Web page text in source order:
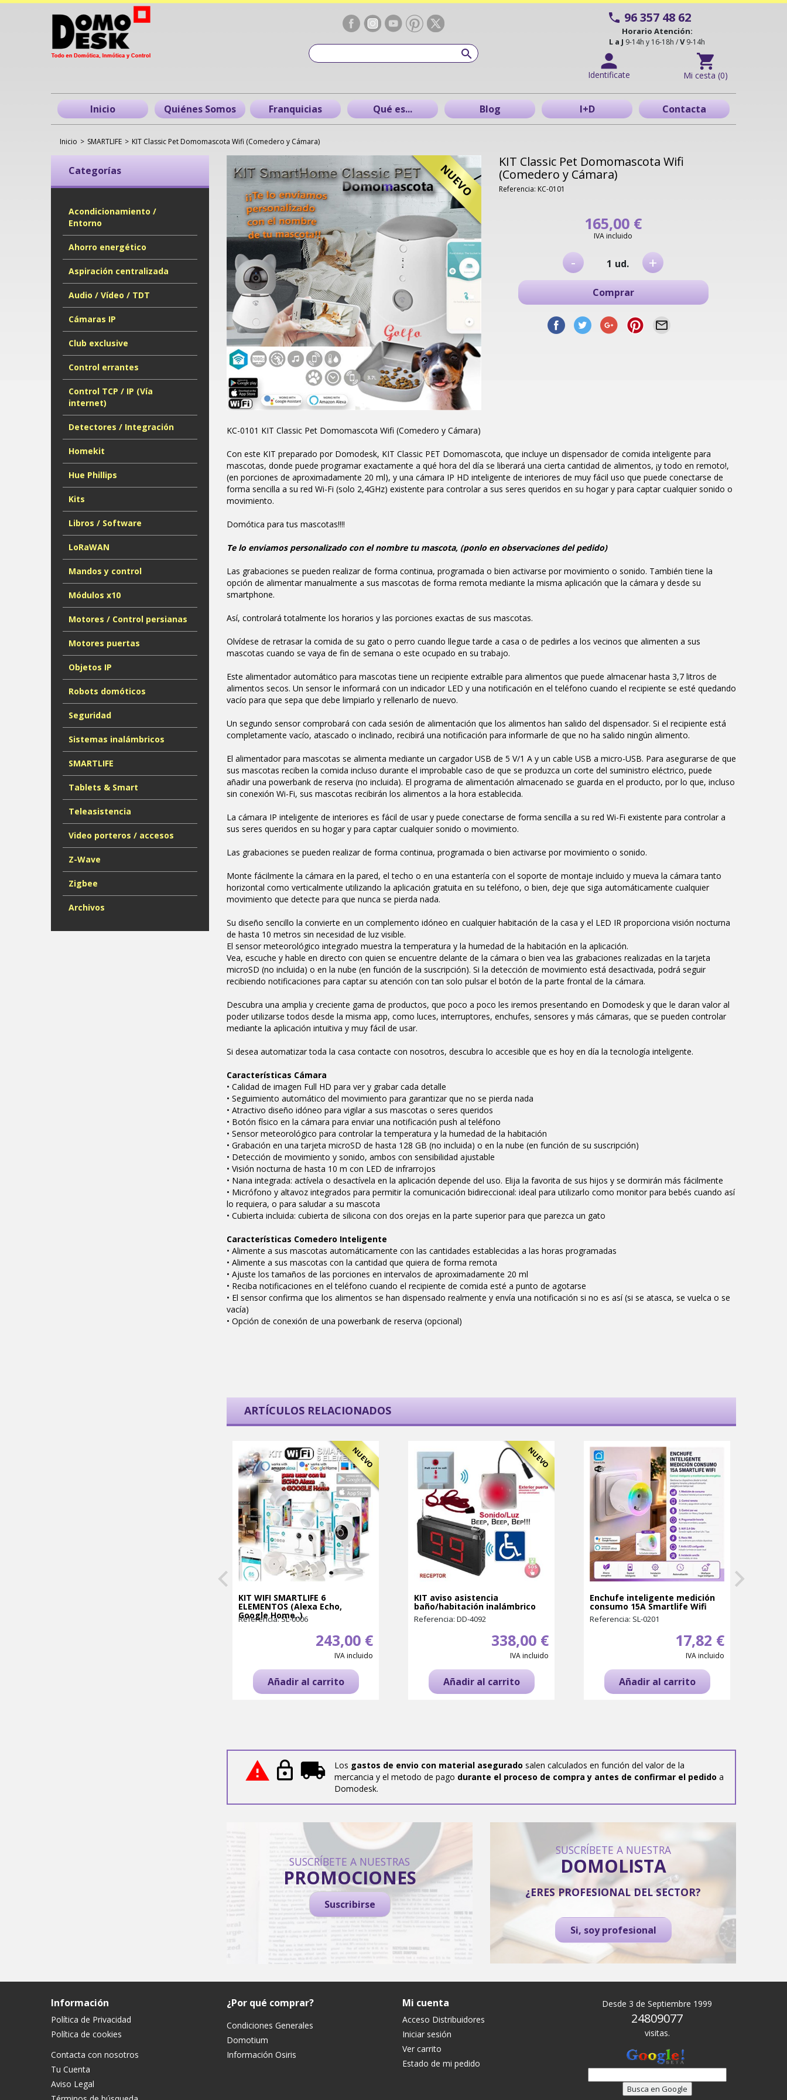
96 357 48 62
Horario Atención:
L a J 9-14h y 16-18h /V9-14h
Identificate Mi cesta (0)
Inicio Quiénes Somos Franquicias Qué es... Blog I+D Contacta
Inicio > SMARTLIFE > KIT Classic Pet Domomascota Wifi (Comedero y Cámara)
Categorías
Acondicionamiento /
Entorno
Ahorro energético
Aspiración centralizada
Audio / Vídeo / TDT
Cámaras IP
Club exclusive
Control errantes
Control TCP / IP (Vía
internet)
Detectores / Integración
Homekit
Hue Phillips
Kits
Libros / Software
LoRaWAN
Mandos y control
Módulos x10
Motores / Control persianas
Motores puertas
Objetos IP
Robots domóticos
Seguridad
Sistemas inalámbricos
SMARTLIFE
Tablets & Smart
Teleasistencia
Video porteros / accesos
Z-Wave
Zigbee
Archivos
NUEVO
KIT Classic Pet Domomascota Wifi
(Comedero y Cámara)
Referencia: KC-0101
165,00 €
IVA incluido
- ud. +
Comprar
KC-0101 KIT Classic Pet Domomascota Wifi (Comedero y Cámara)
Con este KIT preparado por Domodesk, KIT Classic PET Domomascota, que incluye un dispensador de comida inteligente para
mascotas, donde puede programar exactamente a qué hora del día se liberará una cierta cantidad de alimentos, ¡y todo en remoto!,
(en porciones de aproximadamente 20 ml), y una cámara IP HD inteligente de interiores de muy fácil uso que puede conectarse de
forma sencilla a su red Wi-Fi (solo 2,4GHz) existente para controlar a sus seres queridos en su hogar y para captar cualquier sonido o
movimiento.
Domótica para tus mascotas!!!!
Te lo enviamos personalizado con el nombre tu mascota, (ponlo en observaciones del pedido)
Las grabaciones se pueden realizar de forma continua, programada o bien activarse por movimiento o sonido. También tiene la
opción de alimentar manualmente a sus mascotas de forma remota mediante la misma aplicación que la cámara y desde su
smartphone.
Así, controlará totalmente los horarios y las porciones exactas de sus mascotas.
Olvídese de retrasar la comida de su gato o perro cuando llegue tarde a casa o de pedirles a los vecinos que alimenten a sus
mascotas cuando se vaya de fin de semana o este ocupado en su trabajo.
Este alimentador automático para mascotas tiene un recipiente extraíble para alimentos que puede almacenar hasta 3,7 litros de
alimentos secos. Un sensor le informará con un indicador LED y una notificación en el teléfono cuando el recipiente se esté quedando
vacío para que sepa que debe limpiarlo y rellenarlo de nuevo.
Un segundo sensor comprobará con cada sesión de alimentación que los alimentos han salido del dispensador. Si el recipiente está
completamente vacío, atascado o inclinado, recibirá una notificación para informarle de que no ha salido ningún alimento.
El alimentador para mascotas se alimenta mediante un cargador USB de 5 V/1 A y un cable USB a micro-USB. Para asegurarse de que
sus mascotas reciben la comida incluso durante el improbable caso de que se produzca un corte del suministro eléctrico, puede
añadir una powerbank de reserva (no incluida). El programa de alimentación almacenado se guarda en el producto, por lo que, incluso
sin conexión Wi-Fi, sus mascotas recibirán los alimentos a la hora establecida.
La cámara IP inteligente de interiores es fácil de usar y puede conectarse de forma sencilla a su red Wi-Fi existente para controlar a
sus seres queridos en su hogar y para captar cualquier sonido o movimiento.
Las grabaciones se pueden realizar de forma continua, programada o bien activarse por movimiento o sonido.
Monte fácilmente la cámara en la pared, el techo o en una estantería con el soporte de montaje incluido y mueva la cámara tanto
horizontal como verticalmente utilizando la aplicación gratuita en su teléfono, o bien, deje que siga automáticamente cualquier
movimiento que detecte para que nunca se pierda nada.
Su diseño sencillo la convierte en un complemento idóneo en cualquier habitación de la casa y el LED IR proporciona visión nocturna
de hasta 10 metros sin necesidad de luz visible.
El sensor meteorológico integrado muestra la temperatura y la humedad de la habitación en la aplicación.
Vea, escuche y hable en directo con quien se encuentre delante de la cámara o bien vea las grabaciones realizadas en la tarjeta
microSD (no incluida) o en la nube (en función de la suscripción). Si la detección de movimiento está desactivada, podrá seguir
recibiendo notificaciones para captar su atención con tan solo pulsar el botón de la parte frontal de la cámara.
Descubra una amplia y creciente gama de productos, que poco a poco les iremos presentando en Domodesk y que le daran valor al
poder utilizarse todos desde la misma app, como luces, interruptores, enchufes, sensores y más cámaras, que se pueden controlar
mediante la aplicación intuitiva y muy fácil de usar.
Si desea automatizar toda la casa contacte con nosotros, descubra lo accesible que es hoy en día la tecnología inteligente.
Características Cámara
• Calidad de imagen Full HD para ver y grabar cada detalle
• Seguimiento automático del movimiento para garantizar que no se pierda nada
• Atractivo diseño idóneo para vigilar a sus mascotas o seres queridos
• Botón físico en la cámara para enviar una notificación push al teléfono
• Sensor meteorológico para controlar la temperatura y la humedad de la habitación
• Grabación en una tarjeta microSD de hasta 128 GB (no incluida) o en la nube (en función de su suscripción)
• Detección de movimiento y sonido, ambos con sensibilidad ajustable
• Visión nocturna de hasta 10 m con LED de infrarrojos
• Nana integrada: actívela o desactívela en la aplicación depende del uso. Elija la favorita de sus hijos y se dormirán más fácilmente
• Micrófono y altavoz integrados para permitir la comunicación bidireccional: ideal para utilizarlo como monitor para bebés cuando así
lo requiera, o para saludar a su mascota
• Cubierta incluida: cubierta de silicona con dos orejas en la parte superior para que parezca un gato
Características Comedero Inteligente
• Alimente a sus mascotas automáticamente con las cantidades establecidas a las horas programadas
• Alimente a sus mascotas con la cantidad que quiera de forma remota
• Ajuste los tamaños de las porciones en intervalos de aproximadamente 20 ml
• Reciba notificaciones en el teléfono cuando el recipiente de comida esté a punto de agotarse
• El sensor confirma que los alimentos se han dispensado realmente y envía una notificación si no es así (si se atasca, se vuelca o se
vacía)
• Opción de conexión de una powerbank de reserva (opcional)
ARTÍCULOS RELACIONADOS
NUEVO
KIT WIFI SMARTLIFE 6
ELEMENTOS (Alexa Echo,
Google Home..)
Referencia: SL-0006
243,00 €
IVA incluido
Añadir al carrito
NUEVO
KIT aviso asistencia
baño/habitación inalámbrico
Referencia: DD-4092
338,00 €
IVA incluido
Añadir al carrito
Enchufe inteligente medición
consumo 15A Smartlife Wifi
Referencia: SL-0201
17,82 €
IVA incluido
Añadir al carrito
Los gastos de envio con material asegurado salen calculados en función del valor de la
mercancia y el metodo de pago durante el proceso de compra y antes de confirmar el pedido a
Domodesk.
SUSCRÍBETE A NUESTRAS
PROMOCIONES
Suscribirse
SUSCRÍBETE A NUESTRA
DOMOLISTA
¿ERES PROFESIONAL DEL SECTOR?
Si, soy profesional
Información
Política de Privacidad
Política de cookies
Contacta con nosotros
Tu Cuenta
Aviso Legal
¿Por qué comprar?
Condiciones Generales
Domotium
Información Osiris
Mi cuenta
Acceso Distribuidores
Iniciar sesión
Ver carrito
Estado de mi pedido
Desde 3 de Septiembre 1999
24809077
visitas.